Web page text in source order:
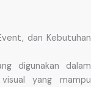
dan Kebutuhan
digunakan dalam
yang mampu